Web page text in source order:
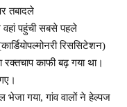
तबादले
वहां पहुंची सबसे पहले
रिससिटेशन)
रक्तचाप काफी बढ़ गया था।
भेजा गया, गांव वालों ने हेल्पज